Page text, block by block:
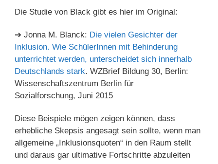
Die Studie von Black gibt es hier im Original:
➔ Jonna M. Blanck: Die vielen Gesichter der
Inklusion. Wie SchülerInnen mit Behinderung
unterrichtet werden, unterscheidet sich innerhalb
Deutschlands stark. WZBrief Bildung 30, Berlin:
Wissenschaftszentrum Berlin für
Sozialforschung, Juni 2015
Diese Beispiele mögen zeigen können, dass
erhebliche Skepsis angesagt sein sollte, wenn man
allgemeine „Inklusionsquoten“ in den Raum stellt
und daraus gar ultimative Fortschritte abzuleiten